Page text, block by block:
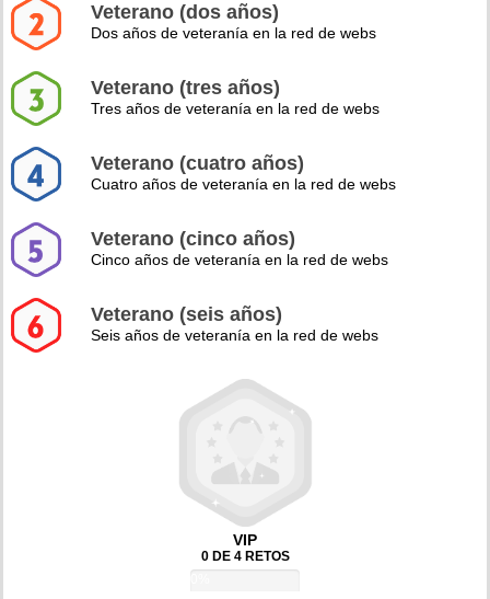
Veterano (dos años)
Dos años de veteranía en la red de webs
Veterano (tres años)
Tres años de veteranía en la red de webs
Veterano (cuatro años)
Cuatro años de veteranía en la red de webs
Veterano (cinco años)
Cinco años de veteranía en la red de webs
Veterano (seis años)
Seis años de veteranía en la red de webs
VIP
0 DE 4 RETOS